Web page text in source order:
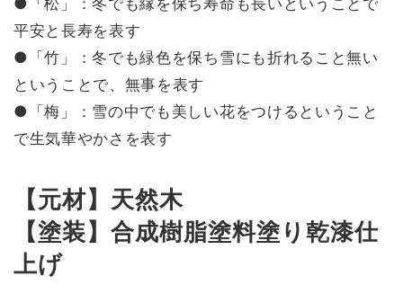
●「松」：冬でも縁を保ち寿命も長いということで
平安と長寿を表す
●「竹」：冬でも緑色を保ち雪にも折れること無い
ということで、無事を表す
●「梅」：雪の中でも美しい花をつけるということ
で生気華やかさを表す
【元材】天然木
【塗装】合成樹脂塗料塗り乾漆仕
上げ